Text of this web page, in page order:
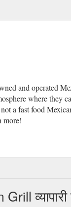
and operated
where they
a fast food
more!